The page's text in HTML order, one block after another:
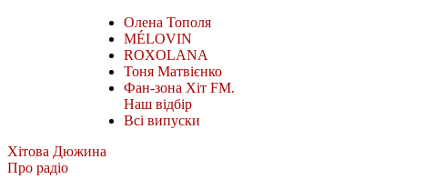
Олена Тополя
MÉLOVIN
ROXOLANA
Тоня Матвієнко
Фан-зона Хіт FM.
Наш відбір
Всі випуски
Хітова Дюжина
Про радіо